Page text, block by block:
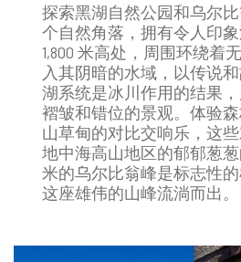
探索黑湖自然公园和乌尔
个自然角落，拥有令人印
1,800 米高处，周围环绕着
入其阴暗的水域，以传说
湖系统是冰川作用的结果，
褶皱和错位的景观。体验
山草甸的对比交响乐，这
地中海高山地区的郁郁葱
米的乌尔比翁峰是标志性
这座雄伟的山峰流淌而出。